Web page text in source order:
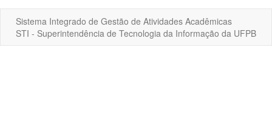
Sistema Integrado de Gestão de Atividades Acadêmicas
STI - Superintendência de Tecnologia da Informação da UFPB